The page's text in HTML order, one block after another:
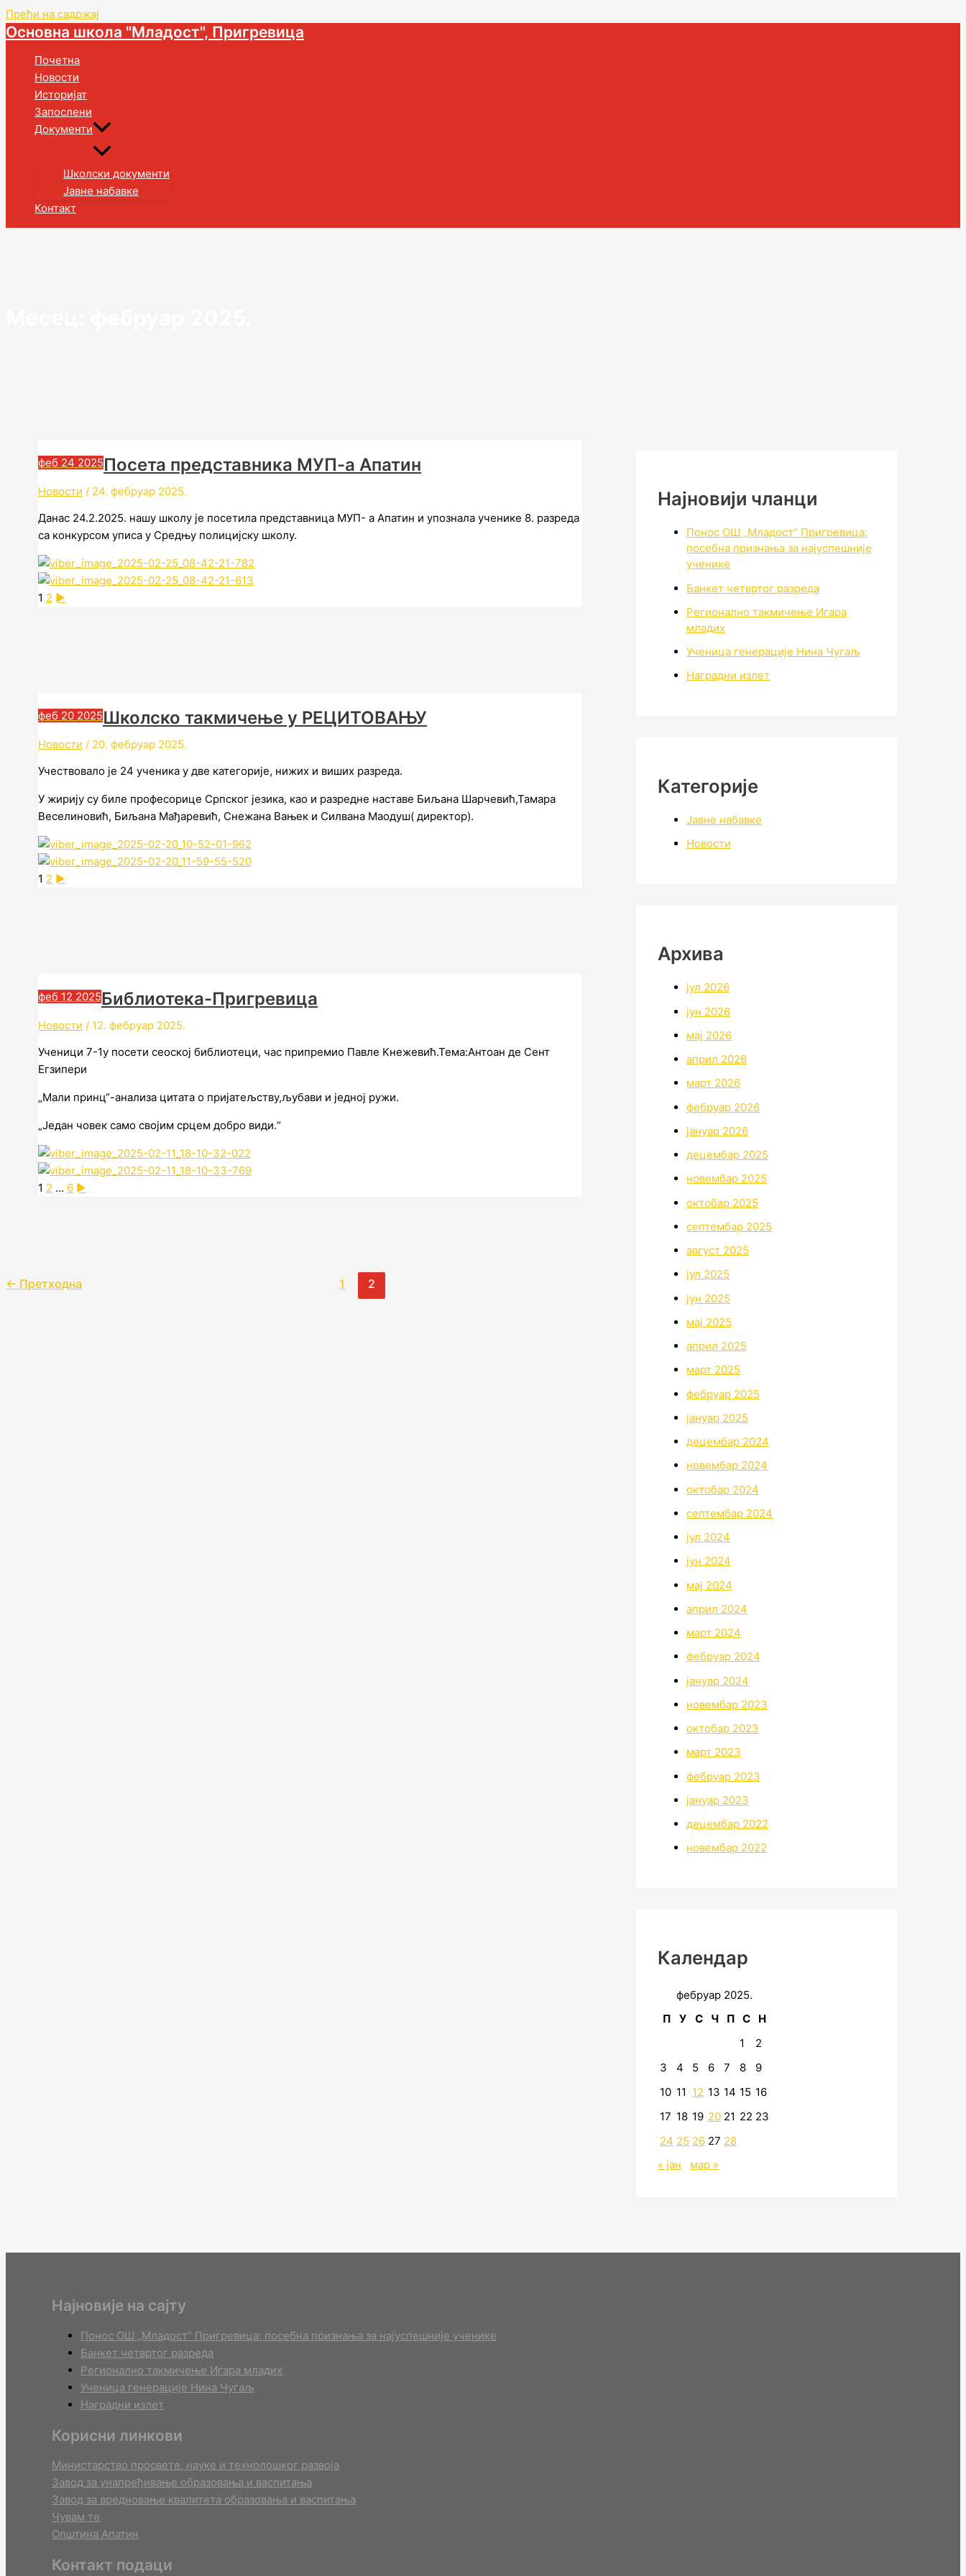
Пређи на садржај
Основна школа "Младост", Пригревица
Почетна
Новости
Историјат
Запослени
Документи
Школски документи
Јавне набавке
Контакт
феб 24 2025Посета представника МУП-а Апатин
Новости / 24. фебруар 2025.
Данас 24.2.2025. нашу школу је посетила представница МУП- а Апатин и упознала ученике 8. разреда
са конкурсом уписа у Средњу полицијску школу.
1 2 ►
феб 20 2025Школско такмичење у РЕЦИТОВАЊУ
Новости / 20. фебруар 2025.
Учествовало је 24 ученика у две категорије, нижих и виших разреда.
У жирију су биле професорице Српског језика, као и разредне наставе Биљана Шарчевић,Тамара
Веселиновић, Биљана Мађаревић, Снежана Вањек и Силвана Маодуш( директор).
1 2 ►
феб 12 2025Библиотека-Пригревица
Новости / 12. фебруар 2025.
Ученици 7-1у посети сеоској библиотеци, час припремио Павле Kнежевић.Тема:Антоан де Сент
Егзипери
„Мали принц“-анализа цитата о пријатељству,љубави и једној ружи.
„Један човек само својим срцем добро види.“
1 2 ... 6 ►
← Претходна 1 2
Најновији чланци
Понос ОШ „Младост“ Пригревица:
посебна признања за најуспешније
ученике
Банкет четвртог разреда
Регионално такмичењe Игара
младих
Ученица генерације Нина Чугаљ
Наградни излет
Категорије
Јавне набавке
Новости
Архивa
јул 2026
јун 2026
мај 2026
април 2026
март 2026
фебруар 2026
јануар 2026
децембар 2025
новембар 2025
октобар 2025
септембар 2025
август 2025
јул 2025
јун 2025
мај 2025
април 2025
март 2025
фебруар 2025
јануар 2025
децембар 2024
новембар 2024
октобар 2024
септембар 2024
јул 2024
јун 2024
мај 2024
април 2024
март 2024
фебруар 2024
јануар 2024
новембар 2023
октобар 2023
март 2023
фебруар 2023
јануар 2023
децембар 2022
новембар 2022
Календар
фебруар 2025.
П
У С Ч П С
Н
1
2
3
4 5 6 7 8
9
10 11 12 13 14 15 16
17 18 19 20 21 22 23
24 25 26 27 28
« јан
мар »
Најновије на сајту
Понос ОШ „Младост“ Пригревица: посебна признања за најуспешније ученике
Банкет четвртог разреда
Регионално такмичењe Игара младих
Ученица генерације Нина Чугаљ
Наградни излет
Корисни линкови
Министарство просвете, науке и технолошког развоја
Завод за унапређивање образовања и васпитања
Завод за вредновање квалитета образовања и васпитања
Чувам те
Општина Апатин
Контакт подаци